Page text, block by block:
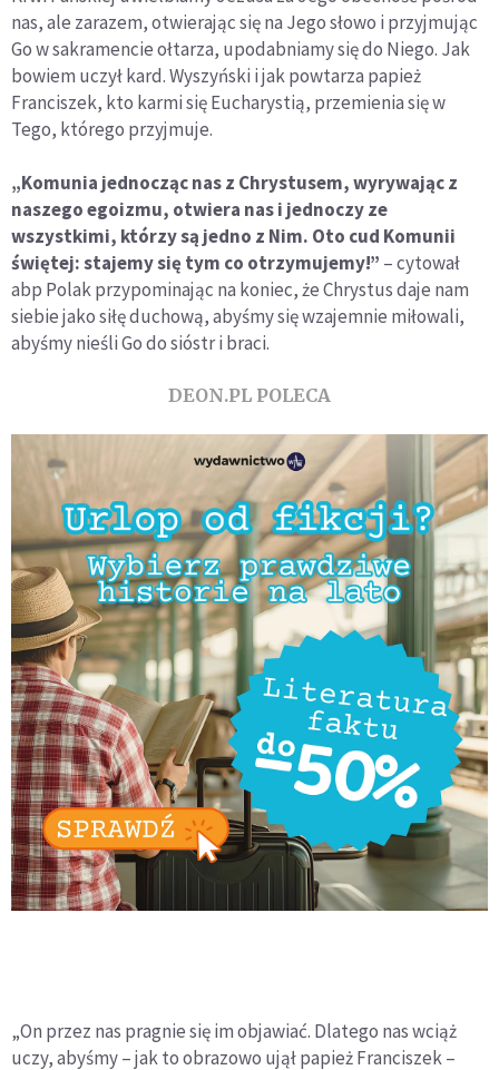
nas, ale zarazem, otwierając się na Jego słowo i przyjmując
Go w sakramencie ołtarza, upodabniamy się do Niego. Jak
bowiem uczył kard. Wyszyński i jak powtarza papież
Franciszek, kto karmi się Eucharystią, przemienia się w
Tego, którego przyjmuje.
„Komunia jednocząc nas z Chrystusem, wyrywając z
naszego egoizmu, otwiera nas i jednoczy ze
wszystkimi, którzy są jedno z Nim. Oto cud Komunii
świętej: stajemy się tym co otrzymujemy!” – cytował
abp Polak przypominając na koniec, że Chrystus daje nam
siebie jako siłę duchową, abyśmy się wzajemnie miłowali,
abyśmy nieśli Go do sióstr i braci.
DEON.PL POLECA
„On przez nas pragnie się im objawiać. Dlatego nas wciąż
uczy, abyśmy – jak to obrazowo ujął papież Franciszek –